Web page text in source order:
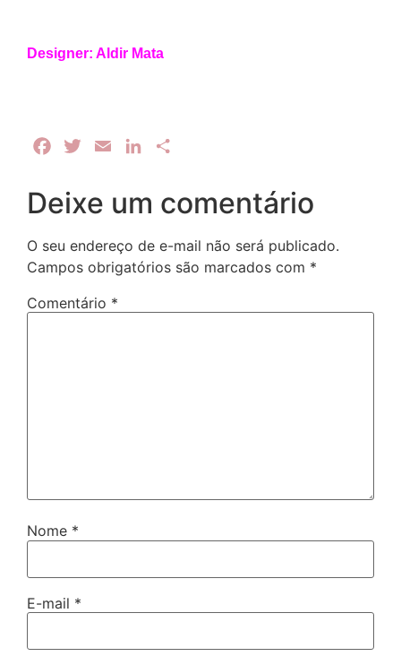
Designer: Aldir Mata
FacebookTwitterEmail LinkedIn
Deixe um comentário
O seu endereço de e-mail não será publicado.
Campos obrigatórios são marcados com *
Comentário *
Nome *
E-mail *